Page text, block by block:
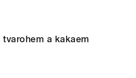
tvarohem a kakaem